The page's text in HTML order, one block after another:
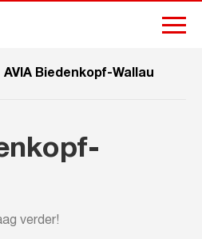
AVIA Biedenkopf-Wallau
verder!